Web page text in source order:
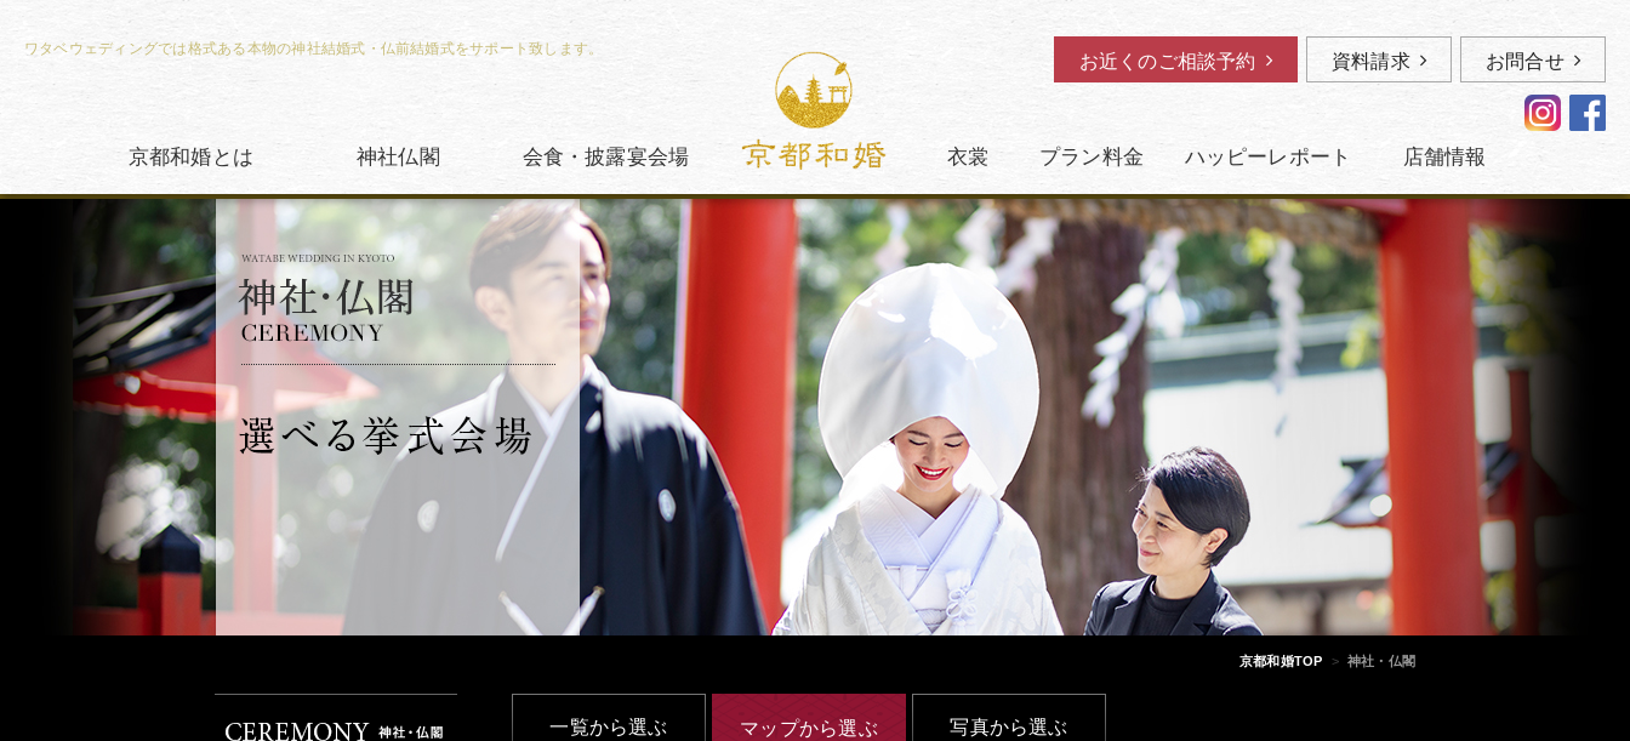
ワタベウェディングでは格式ある本物の神社結婚式・仏前結婚式をサポート致します。
お問合せ
資料請求
お近くのご相談予約
京都和婚とは 神社仏閣 会食・披露宴会場 衣裳 プラン料金 ハッピーレポート 店舗情報
神社・仏閣
>
京都和婚TOP
一覧から選ぶ マップから選ぶ 写真から選ぶ